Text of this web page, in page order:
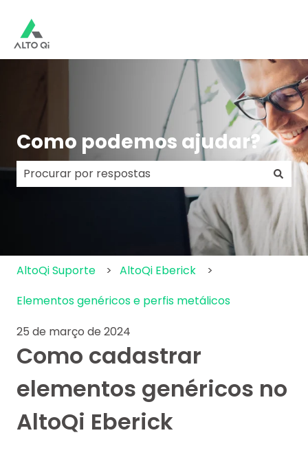
Como podemos ajudar?
Não há sugestões porque o campo de pesquisa
AltoQi Suporte
AltoQi Eberick
Elementos genéricos e perfis metálicos
25 de março de 2024
Como cadastrar
elementos genéricos no
AltoQi Eberick